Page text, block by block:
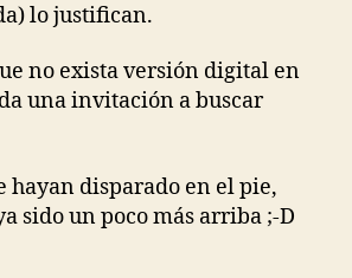
lo justifican.
no exista versión digital en
una invitación a buscar
hayan disparado en el pie,
sido un poco más arriba ;-D